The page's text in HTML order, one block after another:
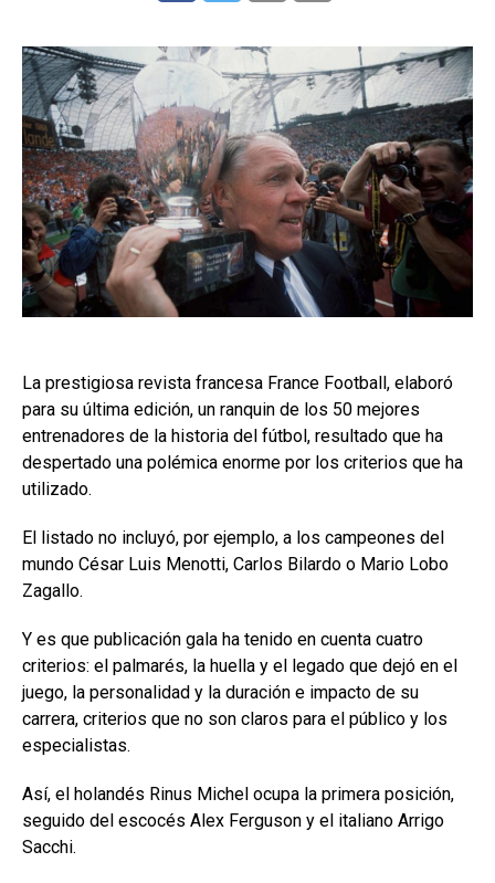
La prestigiosa revista francesa France Football, elaboró
para su última edición, un ranquin de los 50 mejores
entrenadores de la historia del fútbol, resultado que ha
despertado una polémica enorme por los criterios que ha
utilizado.
El listado no incluyó, por ejemplo, a los campeones del
mundo César Luis Menotti, Carlos Bilardo o Mario Lobo
Zagallo.
Y es que publicación gala ha tenido en cuenta cuatro
criterios: el palmarés, la huella y el legado que dejó en el
juego, la personalidad y la duración e impacto de su
carrera, criterios que no son claros para el público y los
especialistas.
Así, el holandés Rinus Michel ocupa la primera posición,
seguido del escocés Alex Ferguson y el italiano Arrigo
Sacchi.